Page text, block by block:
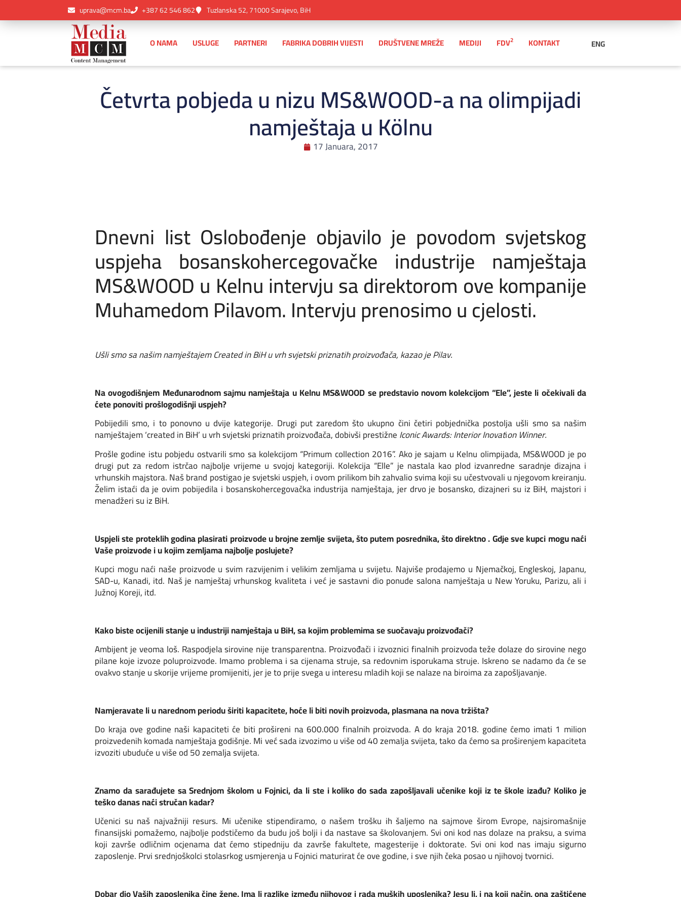
uprava@mcm.ba +387 62 546 862 Tuzlanska 52, 71000 Sarajevo, BiH
O NAMA USLUGE PARTNERI FABRIKA DOBRIH VIJESTI DRUŠTVENE MREŽE MEDIJI FDV2 KONTAKT ENG
Četvrta pobjeda u nizu MS&WOOD-a na olimpijadi
namještaja u Kölnu
17 Januara, 2017
Dnevni list Oslobođenje objavilo je povodom svjetskog
uspjeha bosanskohercegovačke industrije namještaja
MS&WOOD u Kelnu intervju sa direktorom ove kompanije
Muhamedom Pilavom. Intervju prenosimo u cjelosti.
Ušli smo sa našim namještajem Created in BiH u vrh svjetski priznatih proizvođača, kazao je Pilav.
Na ovogodišnjem Međunarodnom sajmu namještaja u Kelnu MS&WOOD se predstavio novom kolekcijom “Ele”, jeste li očekivali da
ćete ponoviti prošlogodišnji uspjeh?
Pobijedili smo, i to ponovno u dvije kategorije. Drugi put zaredom što ukupno čini četiri pobjednička postolja ušli smo sa našim
namještajem ‘created in BiH’ u vrh svjetski priznatih proizvođača, dobivši prestižneIconic Awards: Interior Inovation Winner.
Prošle godine istu pobjedu ostvarili smo sa kolekcijom “Primum collection 2016”. Ako je sajam u Kelnu olimpijada, MS&WOOD je po
drugi put za redom istrčao najbolje vrijeme u svojoj kategoriji. Kolekcija “Elle” je nastala kao plod izvanredne saradnje dizajna i
vrhunskih majstora. Naš brand postigao je svjetski uspjeh, i ovom prilikom bih zahvalio svima koji su učestvovali u njegovom kreiranju.
Želim istaći da je ovim pobijedila i bosanskohercegovačka industrija namještaja, jer drvo je bosansko, dizajneri su iz BiH, majstori i
menadžeri su iz BiH.
Uspjeli ste proteklih godina plasirati proizvode u brojne zemlje svijeta, što putem posrednika, što direktno . Gdje sve kupci mogu naći
Vaše proizvode i u kojim zemljama najbolje poslujete?
Kupci mogu naći naše proizvode u svim razvijenim i velikim zemljama u svijetu. Najviše prodajemo u Njemačkoj, Engleskoj, Japanu,
SAD-u, Kanadi, itd. Naš je namještaj vrhunskog kvaliteta i već je sastavni dio ponude salona namještaja u New Yoruku, Parizu, ali i
Južnoj Koreji, itd.
Kako biste ocijenili stanje u industriji namještaja u BiH, sa kojim problemima se suočavaju proizvođači?
Ambijent je veoma loš. Raspodjela sirovine nije transparentna. Proizvođači i izvoznici finalnih proizvoda teže dolaze do sirovine nego
pilane koje izvoze poluproizvode. Imamo problema i sa cijenama struje, sa redovnim isporukama struje. Iskreno se nadamo da će se
ovakvo stanje u skorije vrijeme promijeniti, jer je to prije svega u interesu mladih koji se nalaze na biroima za zapošljavanje.
Namjeravate li u narednom periodu širiti kapacitete, hoće li biti novih proizvoda, plasmana na nova tržišta?
Do kraja ove godine naši kapaciteti će biti prošireni na 600.000 finalnih proizvoda. A do kraja 2018. godine ćemo imati 1 milion
proizvedenih komada namještaja godišnje. Mi već sada izvozimo u više od 40 zemalja svijeta, tako da ćemo sa proširenjem kapaciteta
izvoziti ubuduće u više od 50 zemalja svijeta.
Znamo da sarađujete sa Srednjom školom u Fojnici, da li ste i koliko do sada zapošljavali učenike koji iz te škole izađu? Koliko je
teško danas naći stručan kadar?
Učenici su naš najvažniji resurs. Mi učenike stipendiramo, o našem trošku ih šaljemo na sajmove širom Evrope, najsiromašnije
finansijski pomažemo, najbolje podstičemo da budu još bolji i da nastave sa školovanjem. Svi oni kod nas dolaze na praksu, a svima
koji završe odličnim ocjenama dat ćemo stipedniju da završe fakultete, magesterije i doktorate. Svi oni kod nas imaju sigurno
zaposlenje. Prvi srednjoškolci stolasrkog usmjerenja u Fojnici maturirat će ove godine, i sve njih čeka posao u njihovoj tvornici.